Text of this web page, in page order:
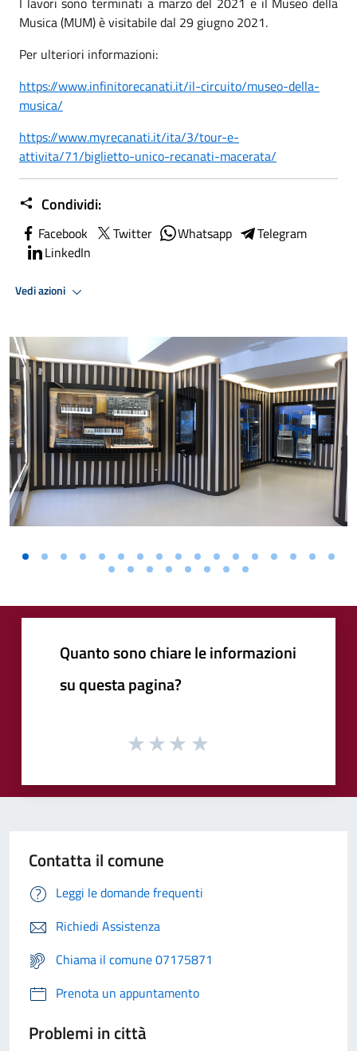
Musica (MUM) è visitabile dal 29 giugno 2021.
Per ulteriori informazioni:
https://www.infinitorecanati.it/il-circuito/museo-della-
musica/
https://www.myrecanati.it/ita/3/tour-e-
attivita/71/biglietto-unico-recanati-macerata/
Condividi:
Facebook Twitter Whatsapp
Telegram
LinkedIn
Vedi azioni
Quanto sono chiare le informazioni
su questa pagina?
Contatta il comune
Leggi le domande frequenti
Richiedi Assistenza
Chiama il comune 07175871
Prenota un appuntamento
Problemi in città